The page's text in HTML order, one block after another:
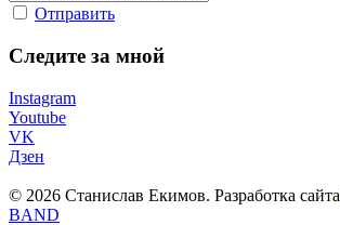
Отправить
Следите за мной
Instagram
Youtube
VK
Дзен
© 2026 Станислав Екимов. Разработка сайта
BAND